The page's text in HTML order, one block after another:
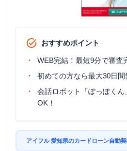
おすすめポイント
WEB完結！最短9分で審査
初めての方なら最大30日間
会話ロボット「ぽっぽくん
OK！
アイフル 愛知県のカードローン自動